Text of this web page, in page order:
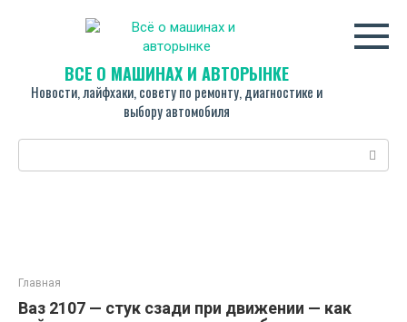
ВСЁ О МАШИНАХ И АВТОРЫНКЕ
Новости, лайфхаки, совету по ремонту, диагностике и
выбору автомобиля
Поиск:
Главная
Ваз 2107 — стук сзади при движении — как